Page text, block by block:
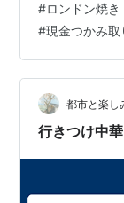
今日は電車移
ってきた〜
(^o^)／ 独身時
リ！ 何食べて
ってあとの撮
#ロンドン焼き
#現金つかみ取
都市と楽し
行きつけ中華